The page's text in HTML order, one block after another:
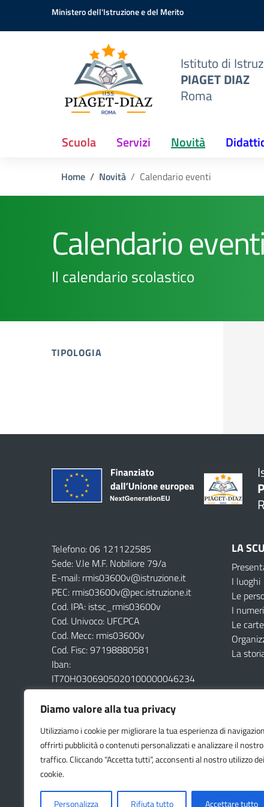
Diamo valore alla tua privacy
Utilizziamo i cookie per migliorare la tua esperienza di
offrirti pubblicità o contenuti personalizzati e analizzare il nostro
traffico. Cliccando “Accetta tutti”, acconsenti al nostro utilizzo dei
cookie.
Personalizza Rifiuta tutto Accettare tutto
Vai ai contenuti
Vai al menu di navigazioneMinistero dell'Istruzione e del Merito
Istituto di
PIAGET DIAZ
Roma
Scuola Servizi Novità
Home Novità Calendario eventi
Calendario eventi
Il calendario scolastico
TIPOLOGIA
Telefono: 06 121122585
Sede: V.le M.F. Nobiliore 79/a
E-mail: rmis03600v@istruzione.it
PEC: rmis03600v@pec.istruzione.it
Cod. IPA: istsc_rmis03600v
Cod. Univoco: UFCPCA
Cod. Mecc: rmis03600v
Cod. Fisc: 97198880581
Iban:
IT70H0306905020100000046234
LA
I luoghi
Le
I
Le
La